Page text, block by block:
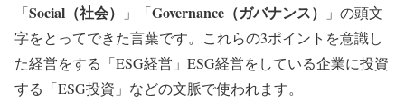
「Social（社会） 」「Governance（ガバナンス）
」の頭文
字をとってできた言葉です。これらの3ポイントを意識し
た経営をする「ESG経営」ESG経営をしている企業に投資
する「ESG投資」などの文脈で使われます。